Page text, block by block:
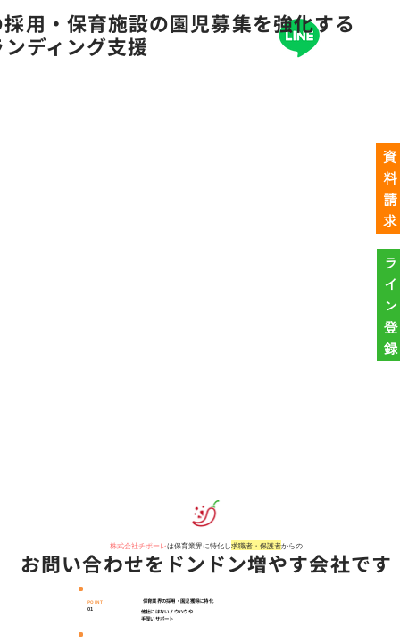
用・保育施設の園児募集を強化する
ディング支援
株式会社チポーレは保育業界に特化し​求職者・保護者からの
お問い合わせをドンドン増やす会社です​​
POINT
01
保育業界の採用・園児獲得に特化
他社にはないノウハウや
手厚いサポート
資
料
請
求
ラ
イ
ン
登
録